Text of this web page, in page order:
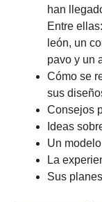
han
Entre
león, un
pavo y un
Cómo se
sus
Consejos
Ideas
Un
La
Sus